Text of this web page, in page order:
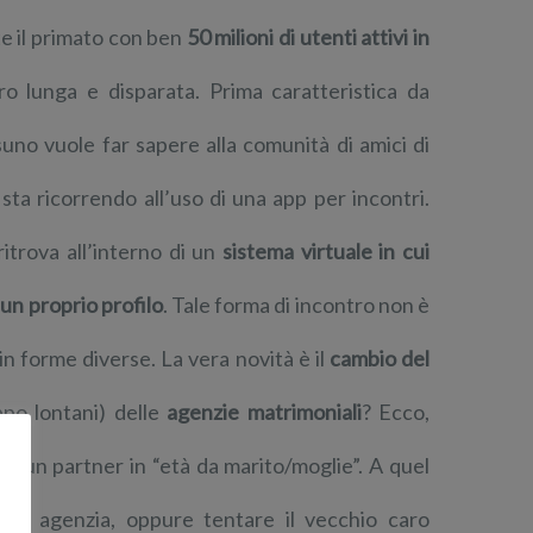
il primato con ben 50 milioni di utenti attivi in
lunga e disparata. Prima caratteristica da
vuole far sapere alla comunità di amici di
ricorrendo all’uso di una app per incontri.
all’interno di un sistema virtuale in cui
proprio profilo. Tale forma di incontro non è
forme diverse. La vera novità è il cambio del
lontani) delle agenzie matrimoniali? Ecco,
un partner in “età da marito/moglie”. A quel
agenzia, oppure tentare il vecchio caro